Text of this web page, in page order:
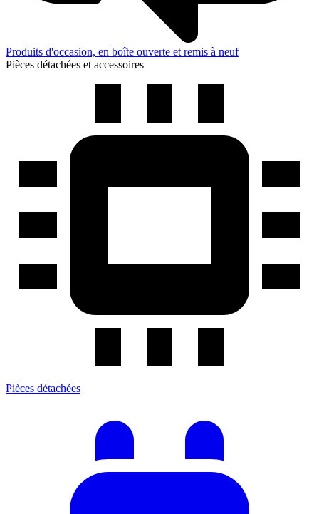
Produits d'occasion, en boîte ouverte et remis à neuf
Pièces détachées et accessoires
Pièces détachées